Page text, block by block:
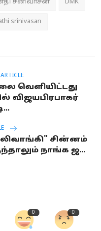
சீனிவாசன் DMK
srinivasan
வெளியிட்டது
விஜயபிரபாகர்
சின்னம்
நாங்க ஜ...
0 0